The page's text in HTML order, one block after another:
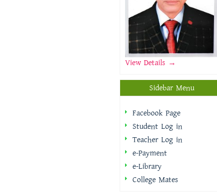
View Details →
Sidebar Menu
Facebook Page
Student Log in
Teacher Log in
e-Payment
e-Library
College Mates